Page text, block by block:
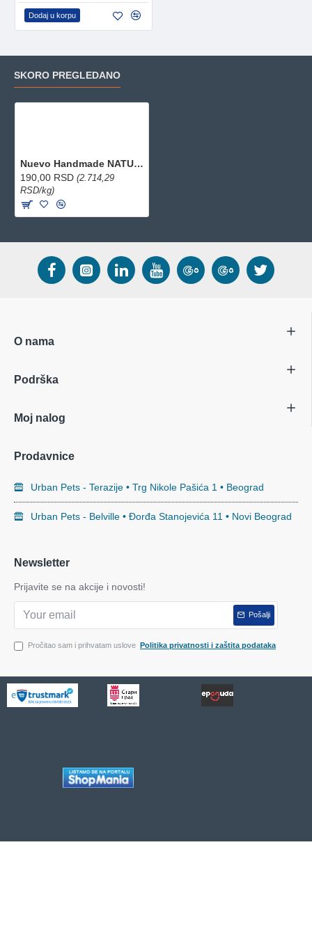
Dodaj u korpu
SKORO PREGLEDANO
Nuevo Handmade NATURAL - fileti piletine sa jajima 70g
190,00 RSD (2.714,29
RSD/kg)
O nama
Podrška
Moj nalog
Prodavnice
Urban Pets - Terazije • Trg Nikole Pašića 1 • Beograd
Urban Pets - Belville • Đorđa Stanojevića 11 • Novi Beograd
Newsletter
Prijavite se na akcije i novosti!
Pošalji
Pročitao sam i prihvatam uslove Politika privatnosti i zaštita podataka